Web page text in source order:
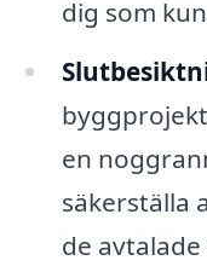
dig som
en
säkerställa
de